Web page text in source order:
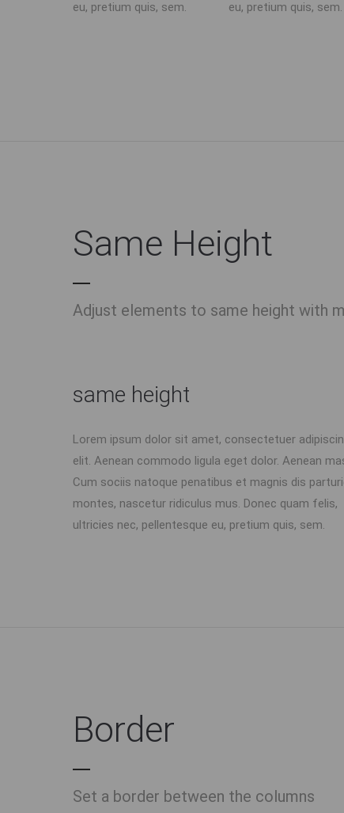
eu, pretium quis, sem.
eu, pretium quis, sem.
Same Height
Adjust elements to same height with
same height
Lorem ipsum dolor sit amet, consectetuer
elit. Aenean commodo ligula eget dolor. Aenean
Cum sociis natoque penatibus et magnis dis
montes, nascetur ridiculus mus. Donec quam felis,
ultricies nec, pellentesque eu, pretium quis, sem.
Border
Set a border between the columns